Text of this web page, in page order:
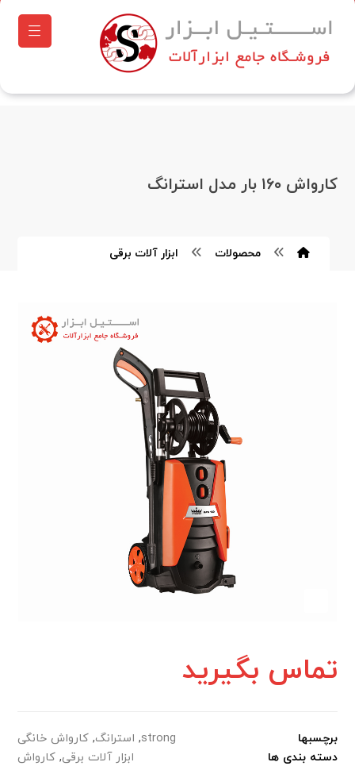
کارواش ۱۶۰ بار مدل استرانگ
محصولات ابزار آلات برقی
تماس بگیرید
برچسبها strong
, استرانگ, کارواش خانگی
دسته بندی ها
ابزار آلات برقی, کارواش